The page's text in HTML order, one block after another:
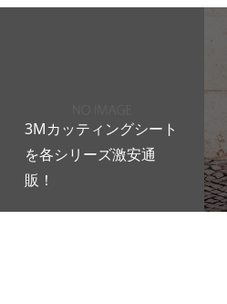
3Mカッティングシート
を各シリーズ激安通
販！